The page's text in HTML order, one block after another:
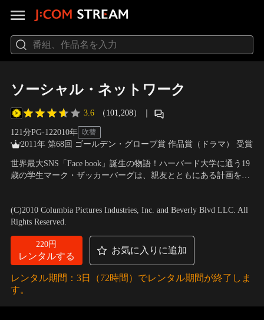
ソーシャル・ネットワーク
3.6 （101,208） ｜
121分PG-122010年 吹替
2011年 第68回 ゴールデン・グローブ賞 作品賞（ドラマ） 受賞
世界最大SNS「Face book」誕生の物語！ハーバード大学に通う19
歳の学生マーク・ザッカーバーグは、親友とともにある計画を立
どの巨大サイトへと成長するが…！？
ンチャー
(C)2010 Columbia Pictures Industries, Inc. and Beverly Blvd LLC. All
Rights Reserved.
220円
レンタルする
お気に入りに追加
レンタル期間：3日（72時間）でレンタル期間が終了しま
す。